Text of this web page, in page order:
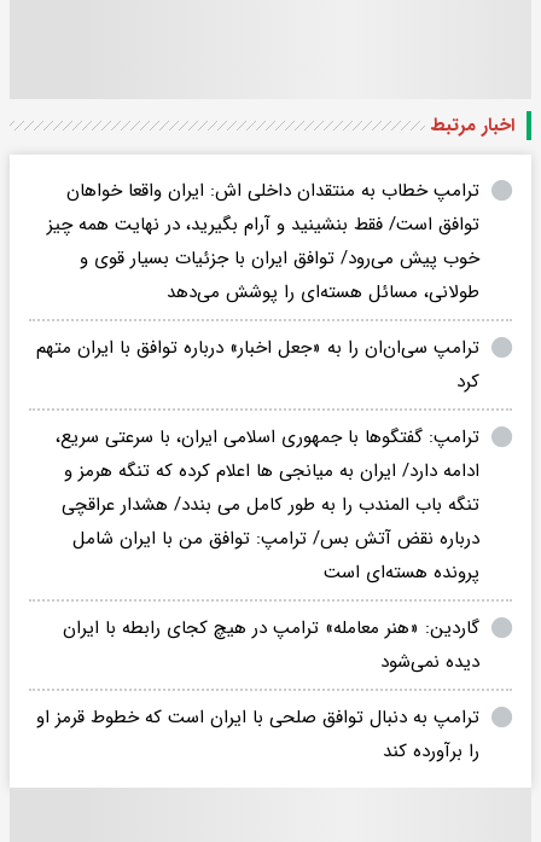
اخبار مرتبط
ترامپ خطاب به منتقدان داخلی اش: ایران واقعا خواهان
توافق است/ فقط بنشینید و آرام بگیرید، در نهایت همه چیز
خوب پیش می‌رود/ توافق ایران با جزئیات بسیار قوی و
طولانی، مسائل هسته‌ای را پوشش می‌دهد
ترامپ سی‌ان‌ان را به «جعل اخبار» درباره توافق با ایران متهم
کرد
ترامپ: گفتگوها با جمهوری اسلامی ایران، با سرعتی سریع،
ادامه دارد/ ایران به میانجی ها اعلام کرده که تنگه هرمز و
تنگه باب المندب را به طور کامل می بندد/ هشدار عراقچی
درباره نقض آتش بس/ ترامپ: توافق من با ایران شامل
پرونده هسته‌ای است
گاردین: «هنر معامله» ترامپ در هیچ کجای رابطه با ایران
دیده نمی‌شود
ترامپ به دنبال توافق صلحی با ایران است که خطوط قرمز او
را برآورده کند